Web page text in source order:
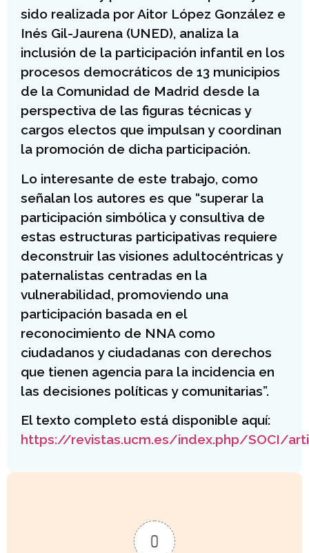
sido realizada por Aitor López González e
Inés Gil-Jaurena (UNED), analiza la
inclusión de la participación infantil en los
procesos democráticos de 13 municipios
de la Comunidad de Madrid desde la
perspectiva de las figuras técnicas y
cargos electos que impulsan y coordinan
la promoción de dicha participación.
Lo interesante de este trabajo, como
señalan los autores es que “superar la
participación simbólica y consultiva de
estas estructuras participativas requiere
deconstruir las visiones adultocéntricas y
paternalistas centradas en la
vulnerabilidad, promoviendo una
participación basada en el
reconocimiento de NNA como
ciudadanos y ciudadanas con derechos
que tienen agencia para la incidencia en
las decisiones políticas y comunitarias”.
El texto completo está disponible aquí:
https://revistas.ucm.es/index.php/SOCI/
0